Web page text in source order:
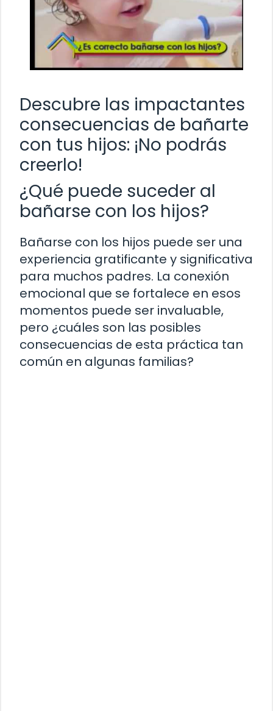
Descubre las impactantes
consecuencias de bañarte
con tus hijos: ¡No podrás
creerlo!
¿Qué puede suceder al
bañarse con los hijos?
Bañarse con los hijos puede ser una
experiencia gratificante y significativa
para muchos padres. La conexión
emocional que se fortalece en esos
momentos puede ser invaluable,
pero ¿cuáles son las posibles
consecuencias de esta práctica tan
común en algunas familias?